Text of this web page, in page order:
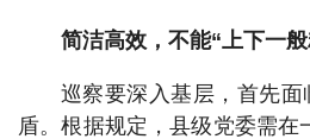
简洁高效，不能“上下一
巡察要深入基层，首先面
盾。根据规定，县级党委需在